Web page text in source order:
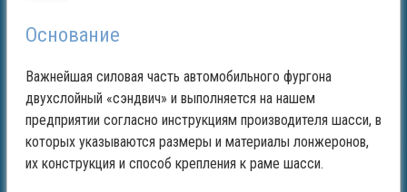
Основание
Важнейшая силовая часть автомобильного фургона
двухслойный «сэндвич» и выполняется на нашем
предприятии согласно инструкциям производителя шасси, в
которых указываются размеры и материалы лонжеронов,
их конструкция и способ крепления к раме шасси.